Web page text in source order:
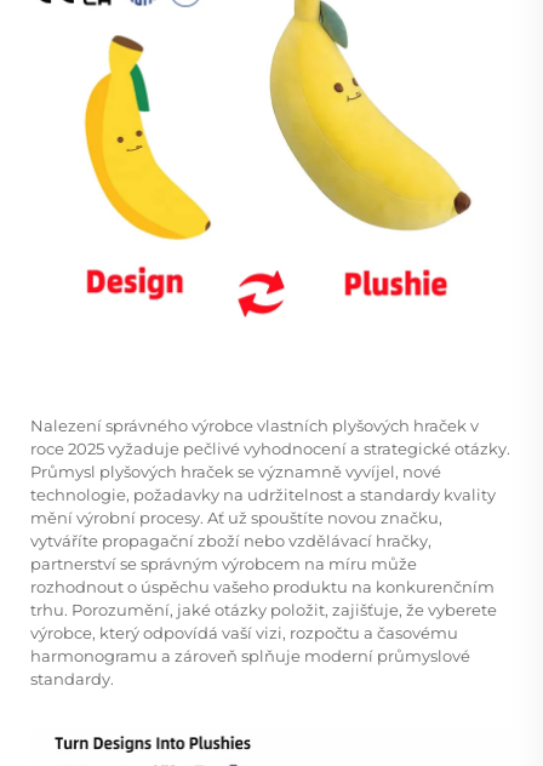
Nalezení správnéhovýrobce vlastních plyšových hraček v
roce 2025 vyžaduje pečlivé vyhodnocení a strategické otázky.
Průmysl plyšových hraček se významně vyvíjel, nové
technologie, požadavky na udržitelnost a standardy kvality
mění výrobní procesy. Ať už spouštíte novou značku,
vytváříte propagační zboží nebo vzdělávací hračky,
partnerství se správným výrobcem na míru může
rozhodnout o úspěchu vašeho produktu na konkurenčním
trhu. Porozumění, jaké otázky položit, zajišťuje, že vyberete
výrobce, který odpovídá vaší vizi, rozpočtu a časovému
harmonogramu a zároveň splňuje moderní průmyslové
standardy.